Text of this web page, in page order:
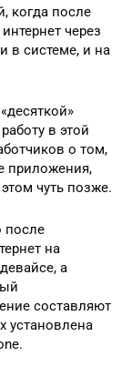
когда после
через
в системе, и на
в этой
о том,
приложения,
чуть позже.
после
на
а
составляют
установлена